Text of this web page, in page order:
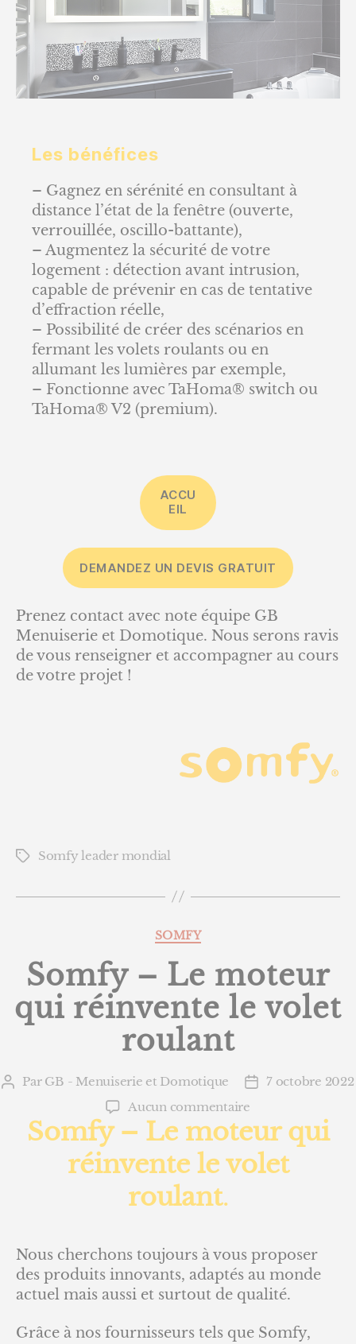
Les bénéfices
– Gagnez en sérénité en consultant à
distance l’état de la fenêtre (ouverte,
verrouillée, oscillo-battante),
– Augmentez la sécurité de votre
logement : détection avant intrusion,
capable de prévenir en cas de tentative
d’effraction réelle,
– Possibilité de créer des scénarios en
fermant les volets roulants ou en
allumant les lumières par exemple,
– Fonctionne avec TaHoma® switch ou
TaHoma® V2 (premium).
ACCU
EIL
DEMANDEZ UN DEVIS GRATUIT
Prenez contact avec note équipe GB
Menuiserie et Domotique. Nous serons ravis
de vous renseigner et accompagner au cours
de votre projet !
Étiquettes
Somfy leader mondial
Catégories
SOMFY
Somfy – Le moteur
qui réinvente le volet
roulant
Auteur
l’article
Par GB - Menuiserie et Domotique
Date7 octobre 2022
Aucun commentairesur
Somfy
–
Le
moteur
roulant
Somfy – Le moteur qui
réinvente le volet
roulant.
Nous cherchons toujours à vous proposer
des produits innovants, adaptés au monde
actuel mais aussi et surtout de qualité.
Grâce à nos fournisseurs tels que Somfy,